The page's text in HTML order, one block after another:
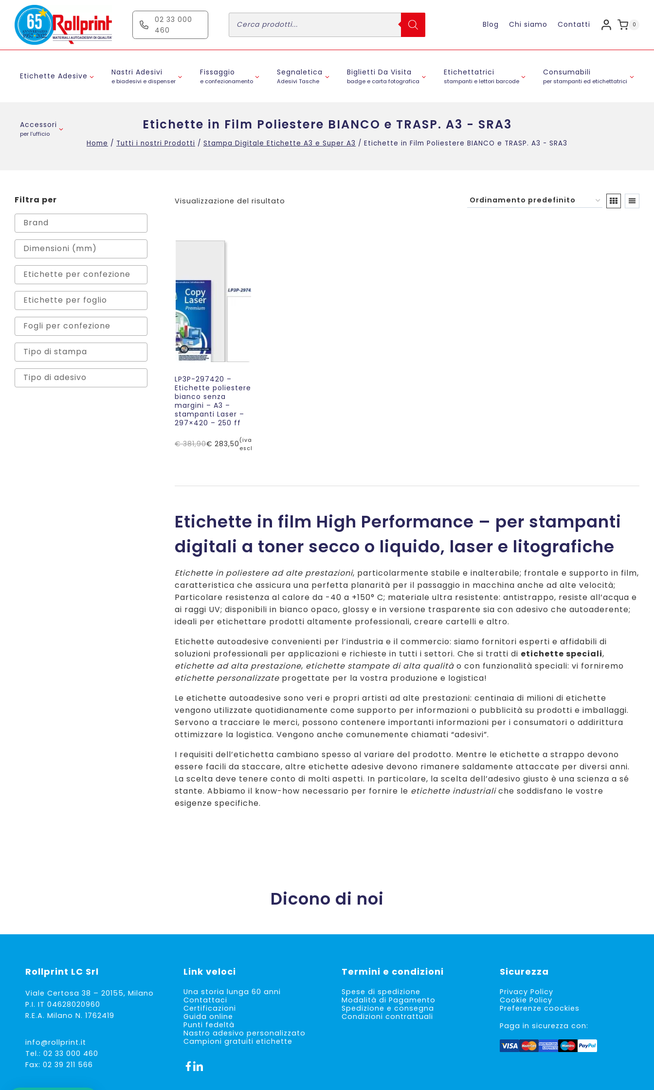
contenuto
02 33 000
460
Ricerca
prodotti Blog Chi siamo Contatti 0
Etichette Adesive Nastri Adesivi
e biadesivi e dispenser
Fissaggio
e confezionamento
Segnaletica
Adesivi Tasche
Biglietti Da Visita
badge e carta fotografica
Etichettatrici
stampanti e lettori barcode
Consumabili
per stampanti ed etichettatrici
Accessori
per l’ufficio
Etichette in Film Poliestere BIANCO e TRASP. A3 - SRA3
Home / Tutti i nostri Prodotti / Stampa Digitale Etichette A3 e Super A3 / Etichette in Film Poliestere BIANCO e TRASP. A3 - SRA3
Visualizzazione del risultato
LP3P-297420 –
Etichette poliestere
bianco senza
margini – A3 –
stampanti Laser –
297×420 – 250 ff
€381,90
Il
€ 283,50
Il
(iva
escl.)
Etichette in film High Performance – per stampanti
digitali a toner secco o liquido, laser e litografiche
Etichette in poliestere ad alte prestazioni, particolarmente stabile e inalterabile; frontale e supporto in film,
caratteristica che assicura una perfetta planarità per il passaggio in macchina anche ad alte velocità;
Particolare resistenza al calore da -40 a +150° C; materiale ultra resistente: antistrappo, resiste all’acqua e
ai raggi UV; disponibili in bianco opaco, glossy e in versione trasparente sia con adesivo che autoaderente;
ideali per etichettare prodotti altamente professionali, creare cartelli e altro.
Etichette autoadesive convenienti per l’industria e il commercio: siamo fornitori esperti e affidabili di
soluzioni professionali per applicazioni e richieste in tutti i settori. Che si tratti di etichette speciali,
etichette ad alta prestazione, etichette stampate di alta qualitào con funzionalità speciali: vi forniremo
etichette personalizzateprogettate per la vostra produzione e logistica!
Le etichette autoadesive sono veri e propri artisti ad alte prestazioni: centinaia di milioni di etichette
vengono utilizzate quotidianamente come supporto per informazioni o pubblicità su prodotti e imballaggi.
Servono a tracciare le merci, possono contenere importanti informazioni per i consumatori o addirittura
ottimizzare la logistica. Vengono anche comunemente chiamati “adesivi”.
I requisiti dell’etichetta cambiano spesso al variare del prodotto. Mentre le etichette a strappo devono
essere facili da staccare, altre etichette adesive devono rimanere saldamente attaccate per diversi anni.
La scelta deve tenere conto di molti aspetti. In particolare, la scelta dell’adesivo giusto è una scienza a sé
stante. Abbiamo il know-how necessario per fornire le etichette industrialiche soddisfano le vostre
esigenze specifiche.
Filtra per
Dicono di noi
Rollprint LC Srl
Viale Certosa 38 – 20155, Milano
P.I. IT 04628020960
R.E.A. Milano N. 1762419
info@rollprint.it
Tel.: 02 33 000 460
Fax: 02 39 211 566
Link veloci
Una storia lunga 60 anni
Contattaci
Certificazioni
Guida online
Punti fedeltà
Nastro adesivo personalizzato
Campioni gratuiti etichette
Termini e condizioni
Spese di spedizione
Modalità di Pagamento
Spedizione e consegna
Condizioni contrattuali
Sicurezza
Privacy Policy
Cookie Policy
Preferenze coockies
Paga in sicurezza con: